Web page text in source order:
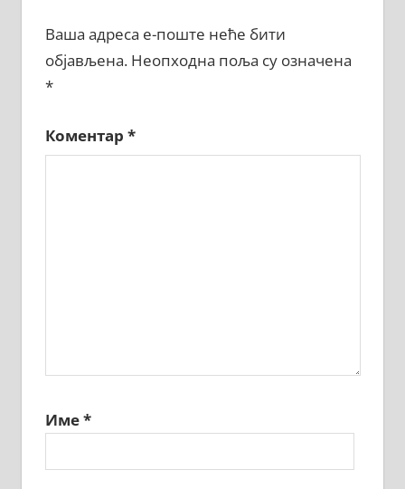
Ваша адреса е-поште неће бити
објављена. Неопходна поља су означена
*
Коментар *
Име*